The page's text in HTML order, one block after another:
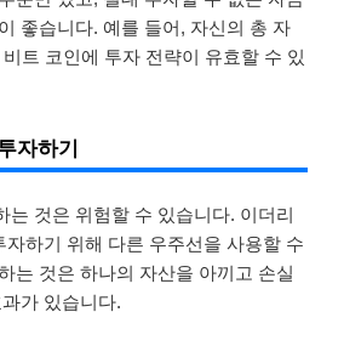
좋습니다. 예를 들어, 자신의 총 자
트 코인에 투자 전략이 유효할 수 있
자하기
는 것은 위험할 수 있습니다. 이더리
자하기 위해 다른 우주선을 사용할 수
는 것은 하나의 자산을 아끼고 손실
가 있습니다.